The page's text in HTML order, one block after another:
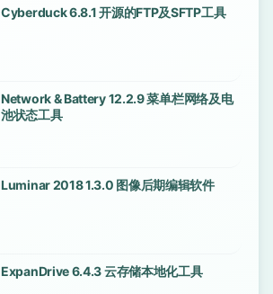
Cyberduck 6.8.1 开源的FTP及SFTP工具
Network & Battery 12.2.9 菜单栏网络及电
池状态工具
Luminar 2018 1.3.0 图像后期编辑软件
ExpanDrive 6.4.3 云存储本地化工具